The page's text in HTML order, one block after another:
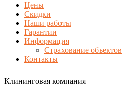
Цены
Скидки
Наши работы
Гарантии
Информация
Страхование объектов
Контакты
Клининговая компания